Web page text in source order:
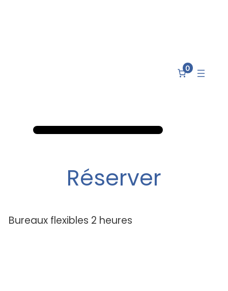
0
Réserver
Bureaux flexibles 2 heures